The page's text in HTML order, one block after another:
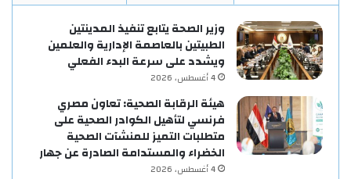
وزير الصحة يتابع تنفيذ المدينتين
الطبيتين بالعاصمة الإدارية والعلمين
ويشدد على سرعة البدء الفعلي
4 أغسطس، 2026
هيئة الرقابة الصحية: تعاون مصري
فرنسي لتأهيل الكوادر الصحية على
متطلبات التميز للمنشآت الصحية
الخضراء والمستدامة الصادرة عن جهار
4 أغسطس، 2026